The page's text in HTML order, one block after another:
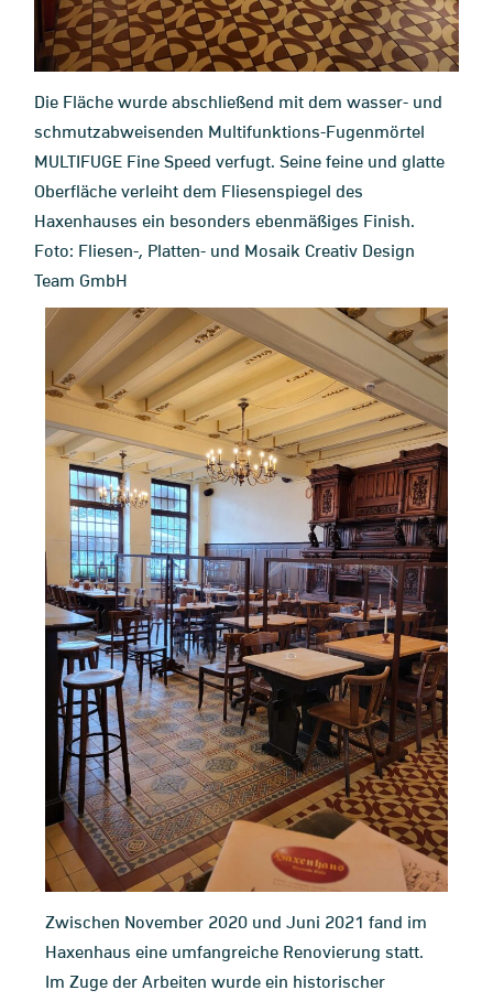
Die Fläche wurde abschließend mit dem wasser- und
schmutzabweisenden Multifunktions-Fugenmörtel
MULTIFUGE Fine Speed verfugt. Seine feine und glatte
Oberfläche verleiht dem Fliesenspiegel des
Haxenhauses ein besonders ebenmäßiges Finish.
Foto: Fliesen-, Platten- und Mosaik Creativ Design
Team GmbH
Zwischen November 2020 und Juni 2021 fand im
Haxenhaus eine umfangreiche Renovierung statt.
Im Zuge der Arbeiten wurde ein historischer